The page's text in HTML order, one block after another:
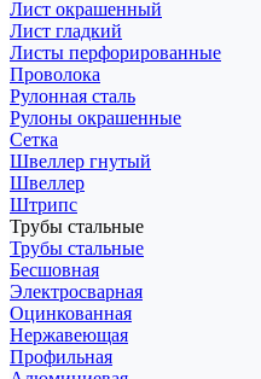
Лист окрашенный
Лист гладкий
Листы перфорированные
Проволока
Рулонная сталь
Рулоны окрашенные
Сетка
Швеллер гнутый
Швеллер
Штрипс
Трубы стальные
Трубы стальные
Бесшовная
Электросварная
Оцинкованная
Нержавеющая
Профильная